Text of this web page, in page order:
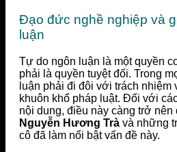
Đạo đức nghề nghiệp và
luận
Tự do ngôn luận là một quyền
phải là quyền tuyệt đối. Trong
luận phải đi đôi với trách nhiệm
khuôn khổ pháp luật. Đối với
nội dung, điều này càng trở nên
Nguyễn Hương Trà và những
cô đã làm nổi bật vấn đề này.